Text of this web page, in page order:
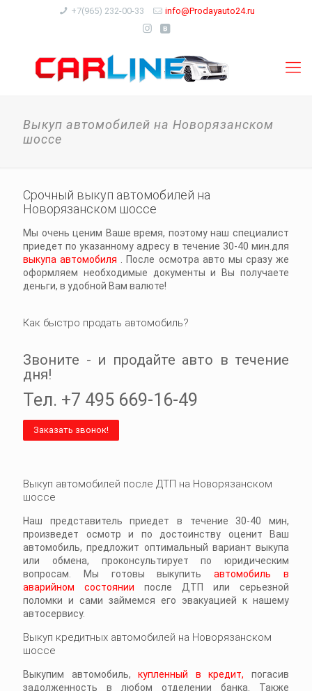
+7(965) 232-00-33 info@Prodayauto24.ru
Выкуп автомобилей на Новорязанском
шоссе
Срочный выкуп автомобилей на
Новорязанском шоссе
Мы очень ценим Ваше время, поэтому наш специалист
приедет по указанному адресу в течение 30-40 мин.для
выкупа автомобиля
. После осмотра авто мы сразу же
оформляем необходимые документы и Вы получаете
деньги, в удобной Вам валюте!
Как быстро продать автомобиль?
Звоните - и продайте авто в течение
дня!
Тел. +7 495 669-16-49
Заказать звонок!
Выкуп автомобилей после ДТП на Новорязанском
шоссе
Наш представитель приедет в течение 30-40 мин,
произведет осмотр и по достоинству оценит Ваш
автомобиль, предложит оптимальный вариант выкупа
или обмена, проконсультирует по юридическим
вопросам. Мы готовы выкупитьавтомобиль в
аварийном состоянии после ДТП или серьезной
поломки и сами займемся его эвакуацией к нашему
автосервису.
Выкуп кредитных автомобилей на Новорязанском
шоссе
Выкупим автомобиль,купленный в кредит,погасив
задолженность в любом отделении банка. Также